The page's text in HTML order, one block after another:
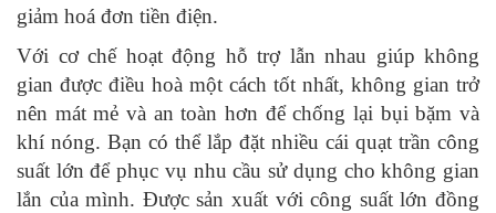
giảm hoá đơn tiền điện.
Với cơ chế hoạt động hỗ trợ lẫn nhau giúp không
gian được điều hoà một cách tốt nhất, không gian trở
nên mát mẻ và an toàn hơn để chống lại bụi bặm và
khí nóng. Bạn có thể lắp đặt nhiều cái quạt trần công
suất lớn để phục vụ nhu cầu sử dụng cho không gian
lắn của mình. Được sản xuất với công suất lớn đồng